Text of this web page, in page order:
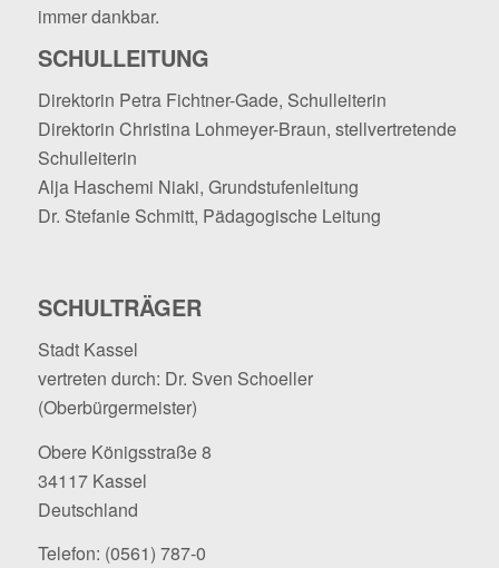
immer dankbar.
SCHULLEITUNG
Direktorin Petra Fichtner-Gade, Schulleiterin
Direktorin Christina Lohmeyer-Braun, stellvertretende
Schulleiterin
Alja Haschemi Niaki, Grundstufenleitung
Dr. Stefanie Schmitt, Pädagogische Leitung
SCHULTRÄGER
Stadt Kassel
vertreten durch: Dr. Sven Schoeller
(Oberbürgermeister)
Obere Königsstraße 8
34117 Kassel
Deutschland
Telefon: (0561) 787-0